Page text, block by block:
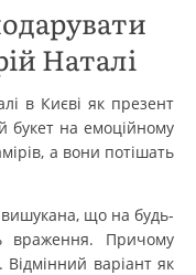
Наталі
в Києві як презент
букет на емоційному
а вони потішать
вишукана, що на будь-
враження. Причому
варіант як